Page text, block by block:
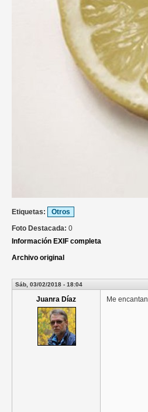
Etiquetas:
Otros
Foto Destacada: 0
Información EXIF completa
Archivo original
Sáb, 03/02/2018 - 18:04
Juanra Díaz Me